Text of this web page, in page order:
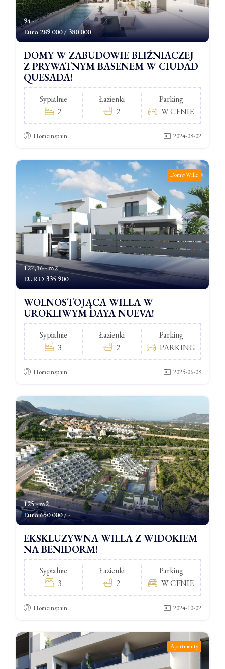
94 -
Euro289 000 / 380 000
DOMY W ZABUDOWIE BLIŹNIACZEJ
Z PRYWATNYM BASENEM W CIUDAD
QUESADA!
Sypialnie
2
Łazienki
2
Parking
W CENIE
Homeinspain 2024-09-02
Domy/Wille
127,16 - m2
EURO 335 900
WOLNOSTOJĄCA WILLA W
UROKLIWYM DAYA NUEVA!
Sypialnie
3
Łazienki
2
Parking
PARKING
Homeinspain 2025-06-09
125 - m2
Euro650 000 / -
EKSKLUZYWNA WILLA Z WIDOKIEM
NA BENIDORM!
Sypialnie
3
Łazienki
2
Parking
W CENIE
Homeinspain 2024-10-02
Apartmenty